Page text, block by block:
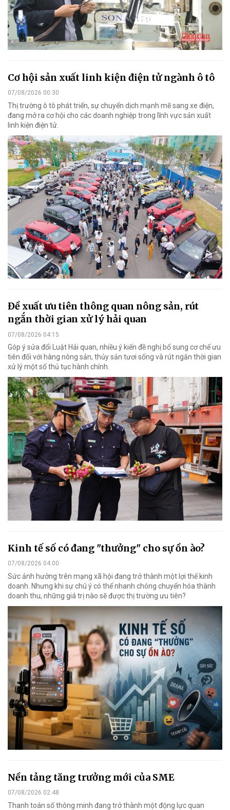
Cơ hội sản xuất linh kiện điện tử ngành ô tô
07/08/2026 00:30
Thị trường ô tô phát triển, sự chuyển dịch mạnh mẽ sang xe điện,
đang mở ra cơ hội cho các doanh nghiệp trong lĩnh vực sản xuất
linh kiện điện tử.
Đề xuất ưu tiên thông quan nông sản, rút
ngắn thời gian xử lý hải quan
07/08/2026 04:15
Góp ý sửa đổi Luật Hải quan, nhiều ý kiến đề nghị bổ sung cơ chế ưu
tiên đối với hàng nông sản, thủy sản tươi sống và rút ngắn thời gian
xử lý một số thủ tục hành chính.
Kinh tế số có đang "thưởng" cho sự ồn ào?
07/08/2026 04:00
Sức ảnh hưởng trên mạng xã hội đang trở thành một lợi thế kinh
doanh. Nhưng khi sự chú ý có thể nhanh chóng chuyển hóa thành
doanh thu, những giá trị nào sẽ được thị trường ưu tiên?
Nền tảng tăng trưởng mới của SME
07/08/2026 02:48
Thanh toán số thông minh đang trở thành một động lực quan